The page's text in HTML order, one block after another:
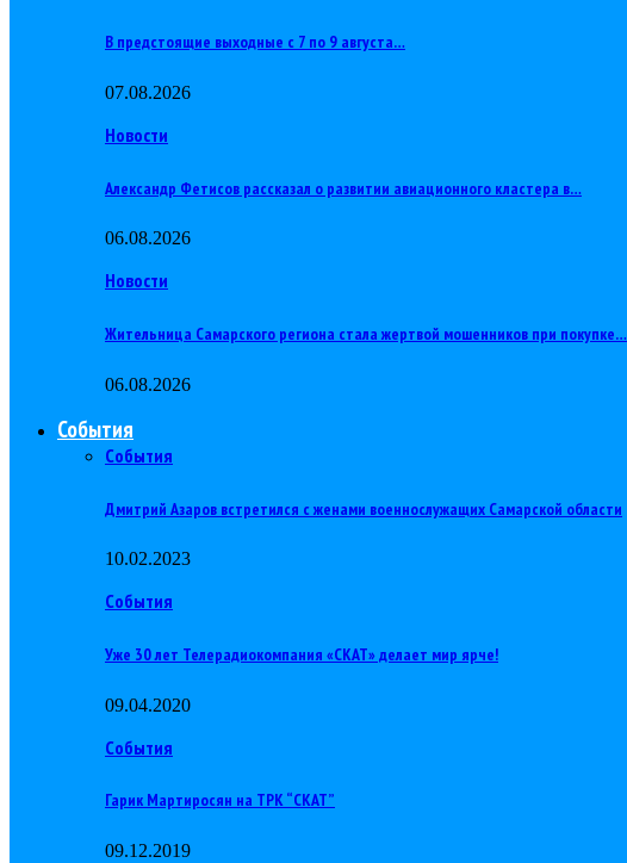
В предстоящие выходные с 7 по 9 августа…
07.08.2026
Новости
Александр Фетисов рассказал о развитии авиационного кластера в…
06.08.2026
Новости
Жительница Самарского региона стала жертвой мошенников при покупке…
06.08.2026
События
События
Дмитрий Азаров встретился с женами военнослужащих Самарской области
10.02.2023
События
Уже 30 лет Телерадиокомпания «СКАТ» делает мир ярче!
09.04.2020
События
Гарик Мартиросян на ТРК “СКАТ”
09.12.2019